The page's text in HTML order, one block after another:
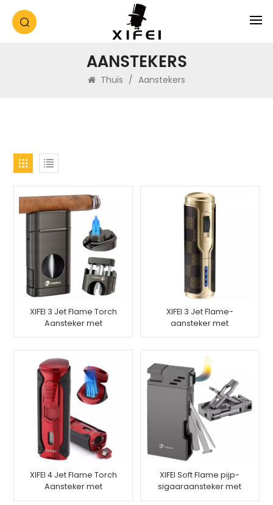
AANSTEKERS
Thuis / Aanstekers
XIFEI 3 Jet Flame Torch
Aansteker met
veerbelaste V-snijder
XIFEI 3 Jet Flame-
aansteker met
elektronische
XIFEI 4 Jet Flame Torch
Aansteker met
sigarenpunch
XIFEI Soft Flame pijp-
sigaaraansteker met
pijpgereedschap